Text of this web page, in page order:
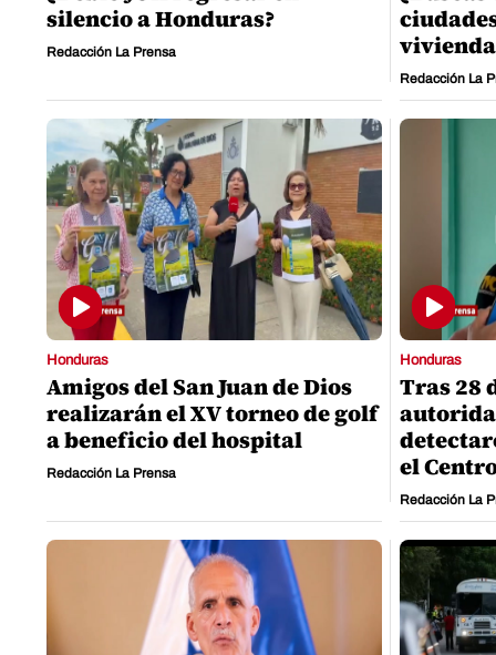
silencio a Honduras?
Redacción La Prensa
Redacción La
Honduras
Amigos del San Juan de Dios
realizarán el XV torneo de golf
a beneficio del hospital
Redacción La Prensa
Honduras
Tras 28
el
Redacción La